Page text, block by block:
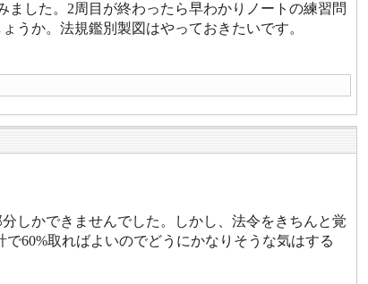
した。2周目が終わったら早わかりノートの練習問
うか。法規鑑別製図はやっておきたいです。
しかできませんでした。しかし、法令をきちんと覚
60%取ればよいのでどうにかなりそうな気はする